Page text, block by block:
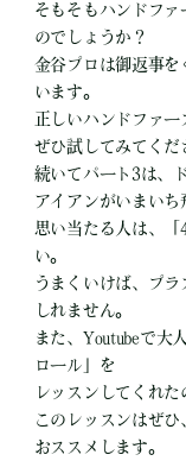
そもそもハンドフ
のでしょうか？
金谷プロは御返事を
います。
正しいハンドファ
ぜひ試してみてくだ
続いてパート3は、
アイアンがいまいち
思い当たる人は、
い。
うまくいけば、プ
しれません。
また、Youtubeで大
ロール」を
レッスンしてくれた
このレッスンはぜ
おススメします。